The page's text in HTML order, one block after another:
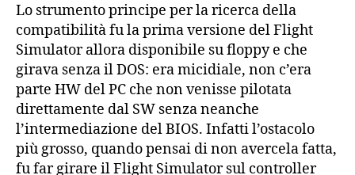
Lo strumento principe per la ricerca della
compatibilità fu la prima versione del Flight
Simulator allora disponibile su floppy e che
girava senza il DOS: era micidiale, non c’era
parte HW del PC che non venisse pilotata
direttamente dal SW senza neanche
l’intermediazione del BIOS. Infatti l’ostacolo
più grosso, quando pensai di non avercela fatta,
fu far girare il Flight Simulator sul controller